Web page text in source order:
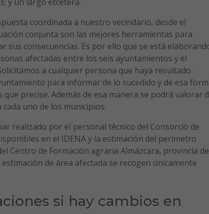
coordinada a nuestro vecindario, desde el
conjunta son las mejores herramientas para
consecuencias. Es por ello que se está
afectadas entre los seis ayuntamientos y el
a cualquier persona que haya resultado
para informar de lo sucedido y de esa
precise. Además de esa manera se podrá valorar
uno de los municipios.
realizado por el personal técnico del Consorcio de
en el IDENA y la estimación del perímetro
Centro de Formación agraria Almázcara, provincia de
estimación de área afectada se recogen únicamente
si hay cambios en